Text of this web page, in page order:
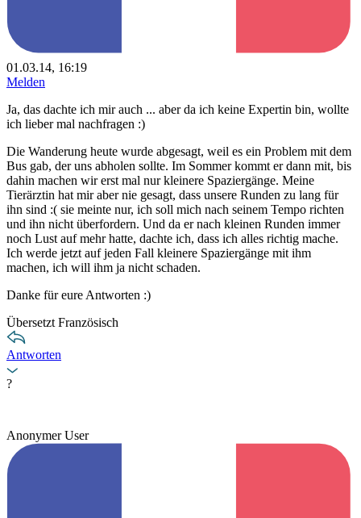
01.03.14, 16:19
Melden
Ja, das dachte ich mir auch ... aber da ich keine Expertin bin, wollte
ich lieber mal nachfragen :)
Die Wanderung heute wurde abgesagt, weil es ein Problem mit dem
Bus gab, der uns abholen sollte. Im Sommer kommt er dann mit, bis
dahin machen wir erst mal nur kleinere Spaziergänge. Meine
Tierärztin hat mir aber nie gesagt, dass unsere Runden zu lang für
ihn sind :( sie meinte nur, ich soll mich nach seinem Tempo richten
und ihn nicht überfordern. Und da er nach kleinen Runden immer
noch Lust auf mehr hatte, dachte ich, dass ich alles richtig mache.
Ich werde jetzt auf jeden Fall kleinere Spaziergänge mit ihm
machen, ich will ihm ja nicht schaden.
Danke für eure Antworten :)
Übersetzt Französisch
Antworten
?
Anonymer User